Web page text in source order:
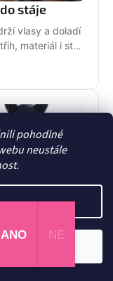
pohodlné
neustále
stáje
vlasy a doladí
materiál i styl
co frčí
ANO NE